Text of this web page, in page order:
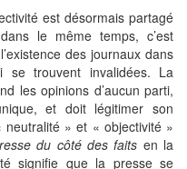
est désormais partagé
le même temps, c’est
des journaux dans
se trouvent invalidées. La
les opinions d’aucun parti,
et doit légitimer son
» et « objectivité »
du côté des faits en la
signifie que la presse se